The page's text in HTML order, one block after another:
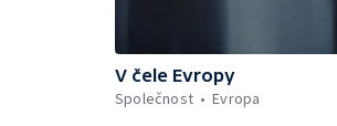
V čele Evropy
Společnost
Evropa